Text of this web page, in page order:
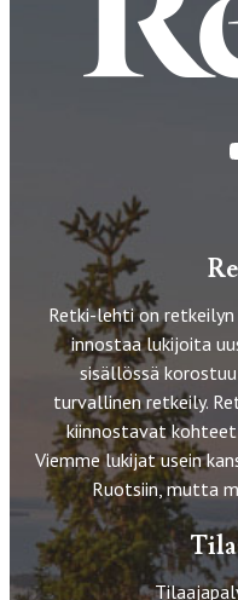
Retki-lehti on
innostaa lukijoita
sisällössä
turvallinen retkeily.
kiinnostavat
Viemme lukijat usein
Ruotsiin, mutta